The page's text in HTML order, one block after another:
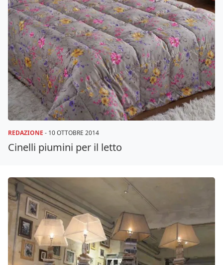
REDAZIONE - 10 OTTOBRE 2014
Cinelli piumini per il letto